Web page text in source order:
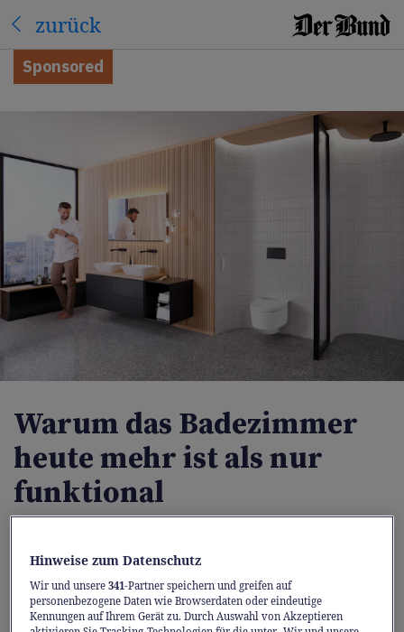
zurück
Sponsored
Warum das Badezimmer
heute mehr ist als nur
funktional
Bad hingegen zweckmässig. Erfahren Sie,
warum der wichtigste Rückzugsort der
Wohnung mehr als Funktion verdient und
Hinweise zum Datenschutz
Wir und unsere341-Partner speichern und greifen auf
personenbezogene Daten wie Browserdaten oder eindeutige
Kennungen auf Ihrem Gerät zu. Durch Auswahl von Akzeptieren